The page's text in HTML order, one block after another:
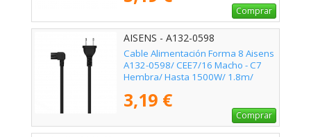
Comprar
AISENS - A132-0598
Cable Alimentación Forma 8 Aisens
A132-0598/ CEE7/16 Macho - C7
Hembra/ Hasta 1500W/ 1.8m/
3,19 €
Comprar